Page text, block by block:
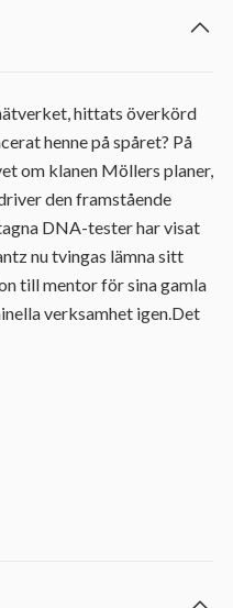
hittats överkörd
henne på spåret? På
om klanen Möllers planer,
den framstående
DNA-tester har visat
nu tvingas lämna sitt
till mentor för sina gamla
verksamhet igen.Det